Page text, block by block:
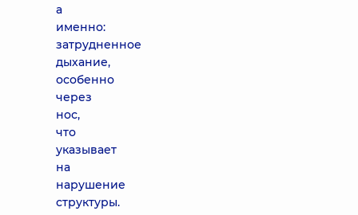
а
именно:
затрудненное
дыхание,
особенно
через
нос,
что
указывает
на
нарушение
структуры.